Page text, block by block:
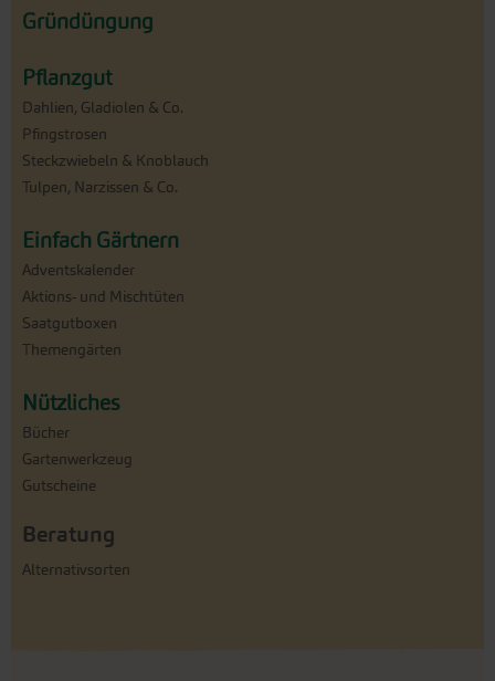
Gründüngung
Pflanzgut
Dahlien, Gladiolen & Co.
Pfingstrosen
Steckzwiebeln & Knoblauch
Tulpen, Narzissen & Co.
Einfach Gärtnern
Adventskalender
Aktions- und Mischtüten
Saatgutboxen
Themengärten
Nützliches
Bücher
Gartenwerkzeug
Gutscheine
Beratung
Alternativsorten